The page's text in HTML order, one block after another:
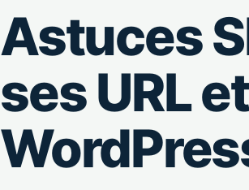
Astuces
ses URL